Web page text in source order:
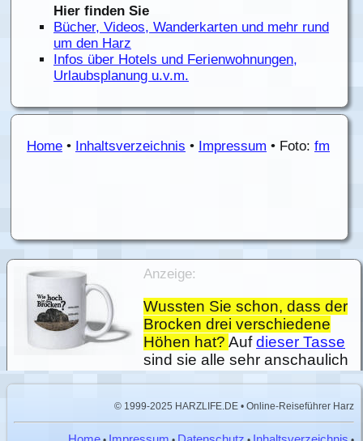
Hier finden Sie
Bücher, Videos, Wanderkarten und mehr rund
um den Harz
Infos über Hotels und Ferienwohnungen,
Urlaubsplanung u.v.m.
Home • Inhaltsverzeichnis • Impressum • Foto: fm